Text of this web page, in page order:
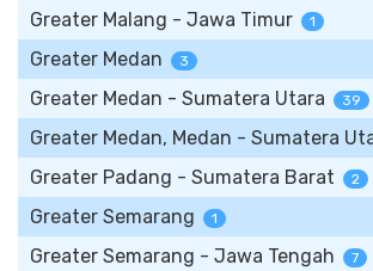
Greater Malang - Jawa Timur 1
Greater Medan 3
Greater Medan - Sumatera Utara 39
Greater Medan, Medan - Sumatera
Greater Padang - Sumatera Barat 2
Greater Semarang 1
Greater Semarang - Jawa Tengah 7